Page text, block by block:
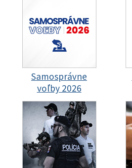
Samosprávne
voľby 2026